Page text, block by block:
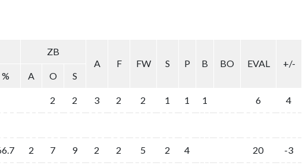
ZB
A
F FW S P B BO EVAL
+/-
% A O S
2 2 3 2 2 1 1 1 6 4
2 7 9 2 2 5 2 4 20 -3